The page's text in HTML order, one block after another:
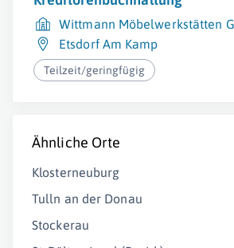
Wittmann Möbelwerkstätten
Etsdorf Am Kamp
Teilzeit/geringfügig
Ähnliche Orte
Klosterneuburg
Tulln an der Donau
Stockerau